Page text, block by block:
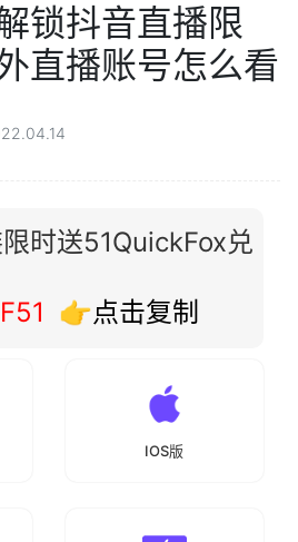
锁抖音直播限
直播账号怎么看
时送51QuickFox兑
👉点击复制
IOS版